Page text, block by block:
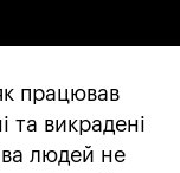
працював
та викрадені
людей не